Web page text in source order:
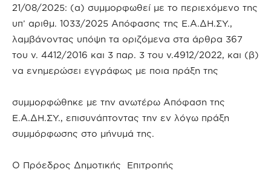
21/08/2025: (α) συμμορφωθεί με το περιεχόμενο της
υπ’ αριθμ. 1033/2025 Απόφασης της Ε.Α.ΔΗ.ΣΥ.,
λαμβάνοντας υπόψη τα οριζόμενα στα άρθρα 367
του ν. 4412/2016 και 3 παρ. 3 του ν.4912/2022, και (β)
να ενημερώσει εγγράφως με ποια πράξη της
συμμορφώθηκε με την ανωτέρω Απόφαση της
Ε.Α.ΔΗ.ΣΥ., επισυνάπτοντας την εν λόγω πράξη
συμμόρφωσης στο μήνυμά της.
Ο Πρόεδρος Δημοτικής Επιτροπής